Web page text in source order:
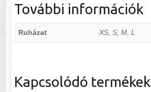
További információk
Ruházat XS, S, M, L
Kapcsolódó termékek